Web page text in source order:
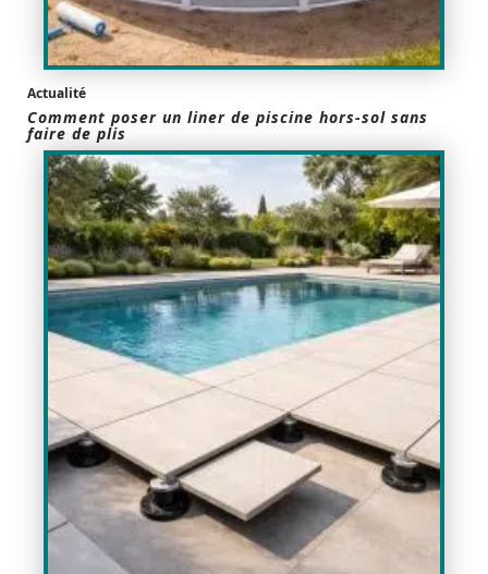
Actualité
Comment poser un liner de piscine hors-sol sans
faire de plis